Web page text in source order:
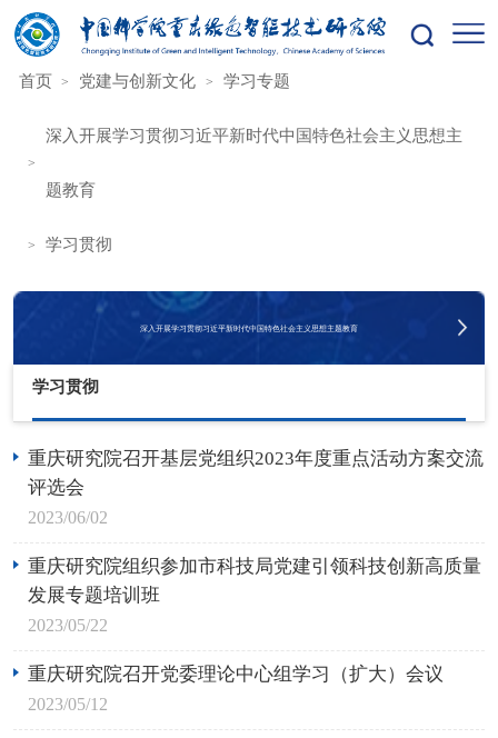
您的位置：
首页 党建与创新文化 学习专题
深入开展学习贯彻习近平新时代中国特色社会主义思想主
题教育
学习贯彻
深入开展学习贯彻习近平新时代中国特色社会主义思想主题教育
学习贯彻
重庆研究院召开基层党组织2023年度重点活动方案交流
评选会
2023/06/02
重庆研究院组织参加市科技局党建引领科技创新高质量
发展专题培训班
2023/05/22
重庆研究院召开党委理论中心组学习（扩大）会议
2023/05/12